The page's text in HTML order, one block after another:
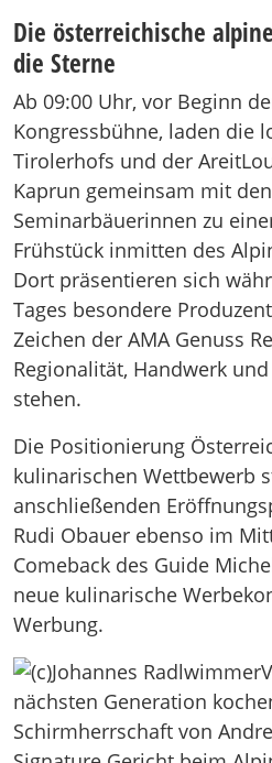
Die österreichische
die Sterne
Ab 09:00 Uhr, vor Beginn
Kongressbühne, laden die
Tirolerhofs und der
Kaprun gemeinsam mit
Seminarbäuerinnen zu
Frühstück inmitten des
Dort präsentieren sich
Tages besondere
Zeichen der AMA Genuss
Regionalität, Handwerk
stehen.
Die Positionierung
kulinarischen Wettbewerb
anschließenden
Rudi Obauer ebenso im
Comeback des Guide
neue kulinarische
Werbung.